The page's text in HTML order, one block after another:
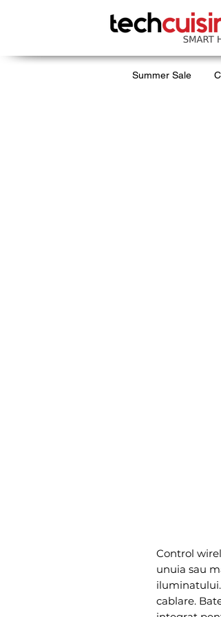
Summer Sale
Control
unuia sau
cablare.